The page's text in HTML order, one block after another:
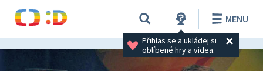
Přihlas se a ukládej si
oblíbené hry a videa.
MENU